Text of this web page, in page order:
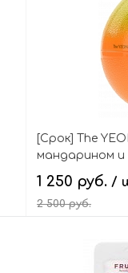
[Срок] The
мандарином и
peeling gel
1 250 руб. /
2 500 руб.